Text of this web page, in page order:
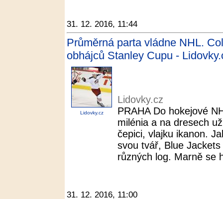
31. 12. 2016, 11:44
Průměrná parta vládne NHL.
obhájců Stanley Cupu -
Lidovky.cz
Lidovky.cz
PRAHA Do hokejové
milénia a na dresech
čepici, vlajku ikanon.
svou tvář, Blue
různých log. Marně se
31. 12. 2016, 11:00